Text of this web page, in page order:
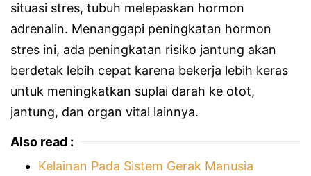
situasi stres, tubuh melepaskan hormon
adrenalin. Menanggapi peningkatan hormon
stres ini, ada peningkatan risiko jantung akan
berdetak lebih cepat karena bekerja lebih keras
untuk meningkatkan suplai darah ke otot,
jantung, dan organ vital lainnya.
Also read :
Kelainan Pada Sistem Gerak Manusia